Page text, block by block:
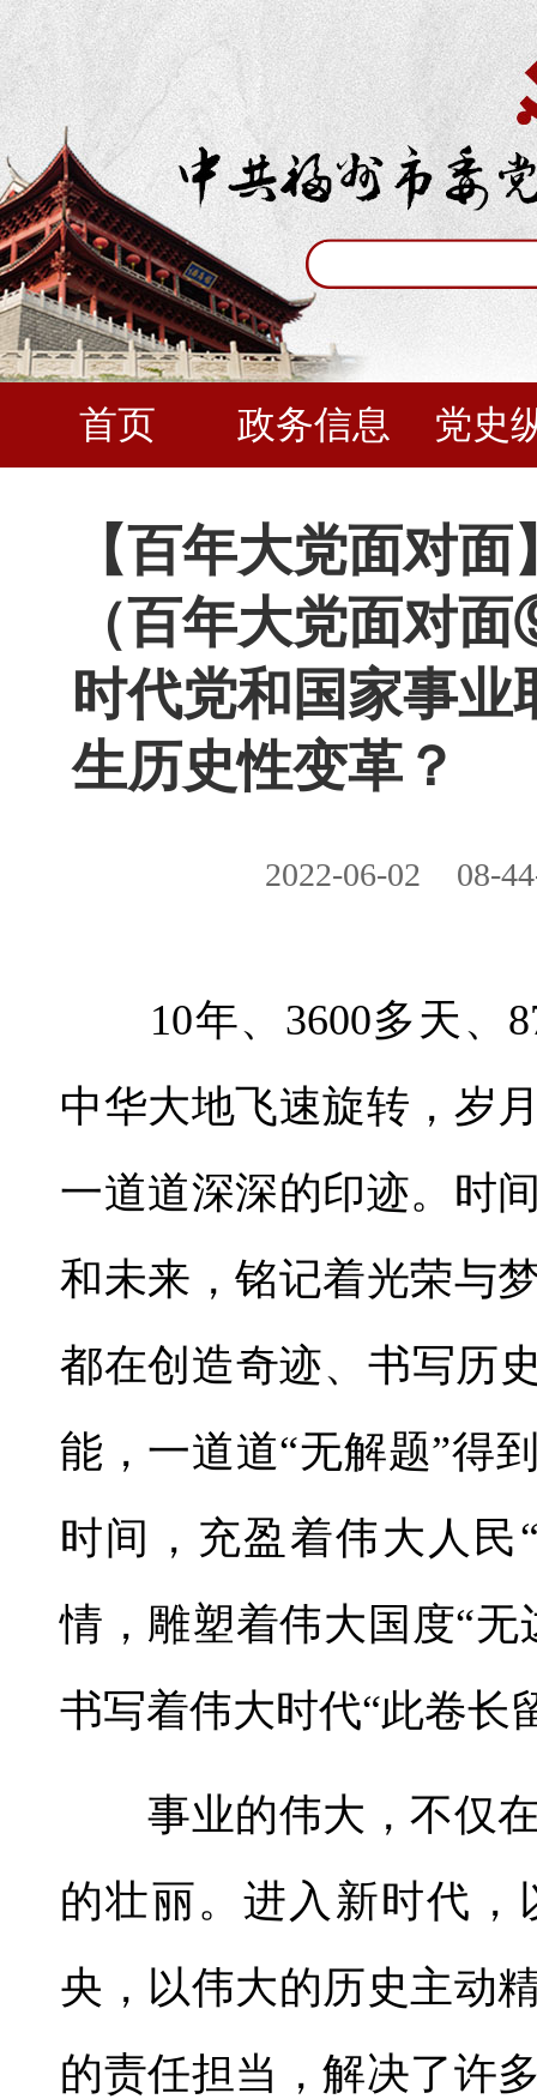
首页 政务信息 党史
【百年大党面对
（百年大党面对
时代党和国家事业
生历史性变革？
2022-06-02 08-
10年、3600多天、
中华大地飞速旋转，岁
一道道深深的印迹。时
和未来，铭记着光荣与
都在创造奇迹、书写历
能，一道道“无解题”得
时间，充盈着伟大人民
情，雕塑着伟大国度“
书写着伟大时代“此卷长
事业的伟大，不仅在
的壮丽。进入新时代
央，以伟大的历史主动
的责任担当，解决了许